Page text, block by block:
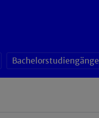
Bachelorstudiengänge